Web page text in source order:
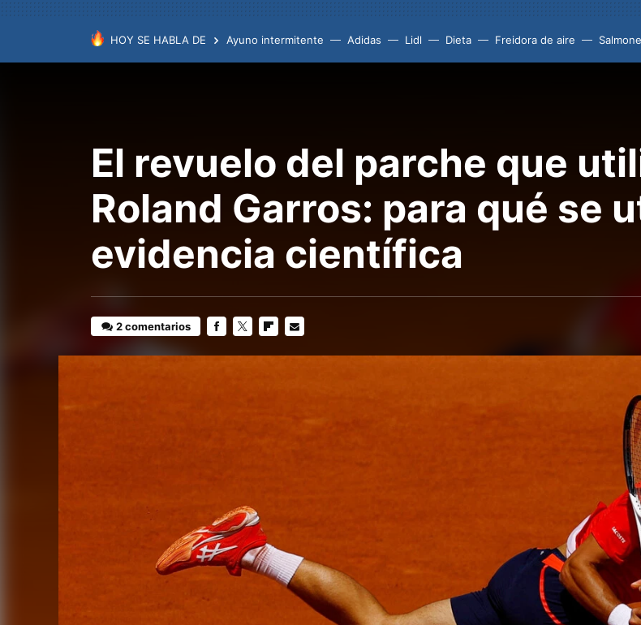
HOY SE HABLA DE Ayuno intermitente Adidas Lidl Dieta Freidora de aire
El revuelo del parche que
Roland Garros: para qué se
evidencia científica
2 comentarios